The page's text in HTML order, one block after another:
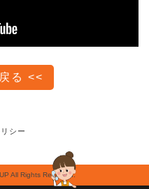
る <<
シー
All Rights Reserved.